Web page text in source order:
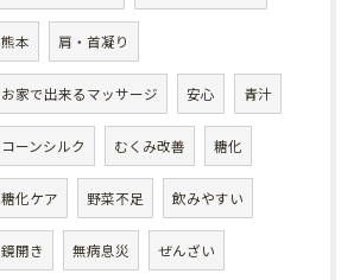
熊本 肩・首凝り
お家で出来るマッサージ 安心 青汁
コーンシルク むくみ改善 糖化
糖化ケア 野菜不足 飲みやすい
鏡開き 無病息災 ぜんざい